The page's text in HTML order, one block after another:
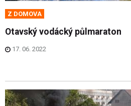
Z DOMOVA
Otavský vodácký půlmaraton
17. 06. 2022